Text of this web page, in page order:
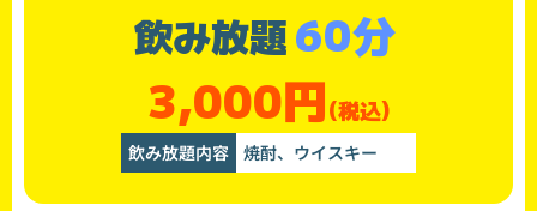
飲み放題60分
3,000円(税込)
飲み放題内容 焼酎、ウイスキー